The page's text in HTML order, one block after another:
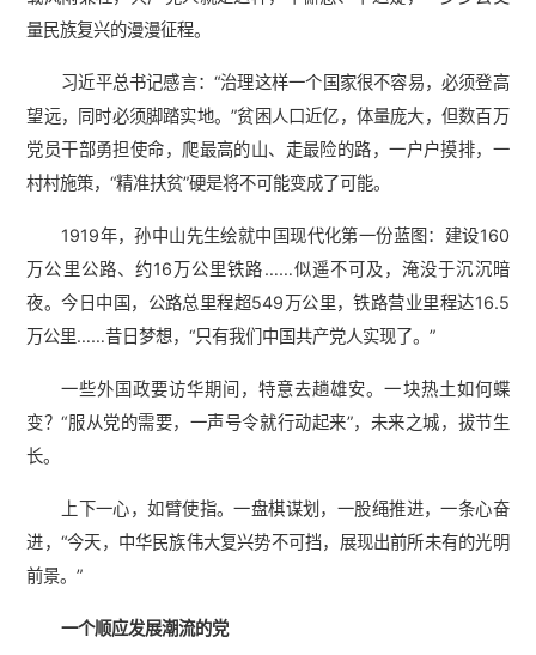
量民族复兴的漫漫征程。
习近平总书记感言：“治理这样一个国家很不容易，必须登高
望远，同时必须脚踏实地。”贫困人口近亿，体量庞大，但数百万
党员干部勇担使命，爬最高的山、走最险的路，一户户摸排，一
村村施策，“精准扶贫”硬是将不可能变成了可能。
1919年，孙中山先生绘就中国现代化第一份蓝图：建设160
万公里公路、约16万公里铁路……似遥不可及，淹没于沉沉暗
夜。今日中国，公路总里程超549万公里，铁路营业里程达16.5
万公里……昔日梦想，“只有我们中国共产党人实现了。”
一些外国政要访华期间，特意去趟雄安。一块热土如何蝶
变？“服从党的需要，一声号令就行动起来”，未来之城，拔节生
长。
上下一心，如臂使指。一盘棋谋划，一股绳推进，一条心奋
进，“今天，中华民族伟大复兴势不可挡，展现出前所未有的光明
前景。”
一个顺应发展潮流的党